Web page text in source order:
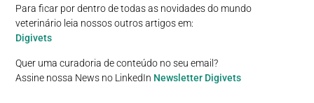
Para ficar por dentro de todas as novidades do mundo
veterinário leia nossos outros artigos em:
Digivets
Quer uma curadoria de conteúdo no seu email?
Assine nossa News no LinkedIn Newsletter Digivets